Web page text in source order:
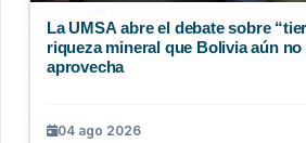
La UMSA abre el debate sobre
riqueza mineral que Bolivia aún
aprovecha
04 ago 2026